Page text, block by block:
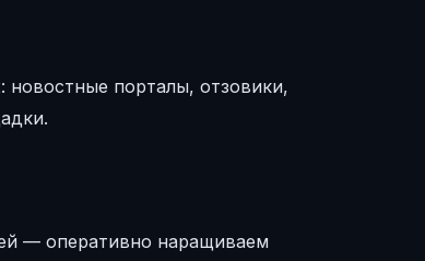
порталы, отзовики,
— оперативно наращиваем